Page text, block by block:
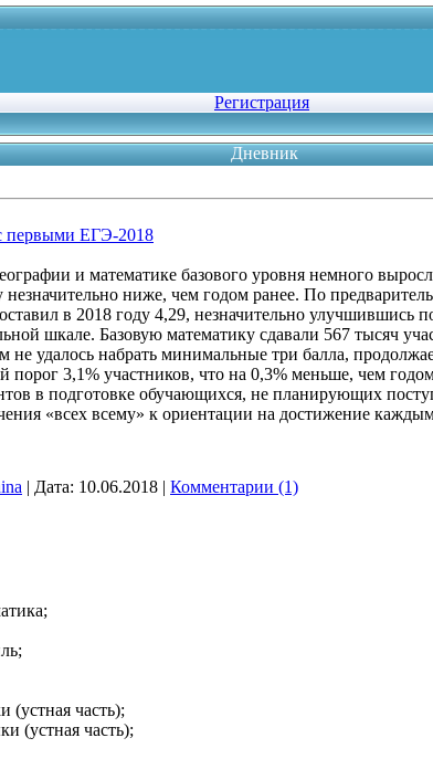
Регистрация
Дневник
первыми ЕГЭ-2018
и математике базового уровня немного
незначительно ниже, чем годом ранее. По
в 2018 году 4,29, незначительно
шкале. Базовую математику сдавали 567 тысяч
не удалось набрать минимальные три балла,
3,1% участников, что на 0,3% меньше, чем
в подготовке обучающихся, не планирующих
«всех всему» к ориентации на достижение
| Дата: 10.06.2018 | Комментарии (1)
(устная часть);
(устная часть);